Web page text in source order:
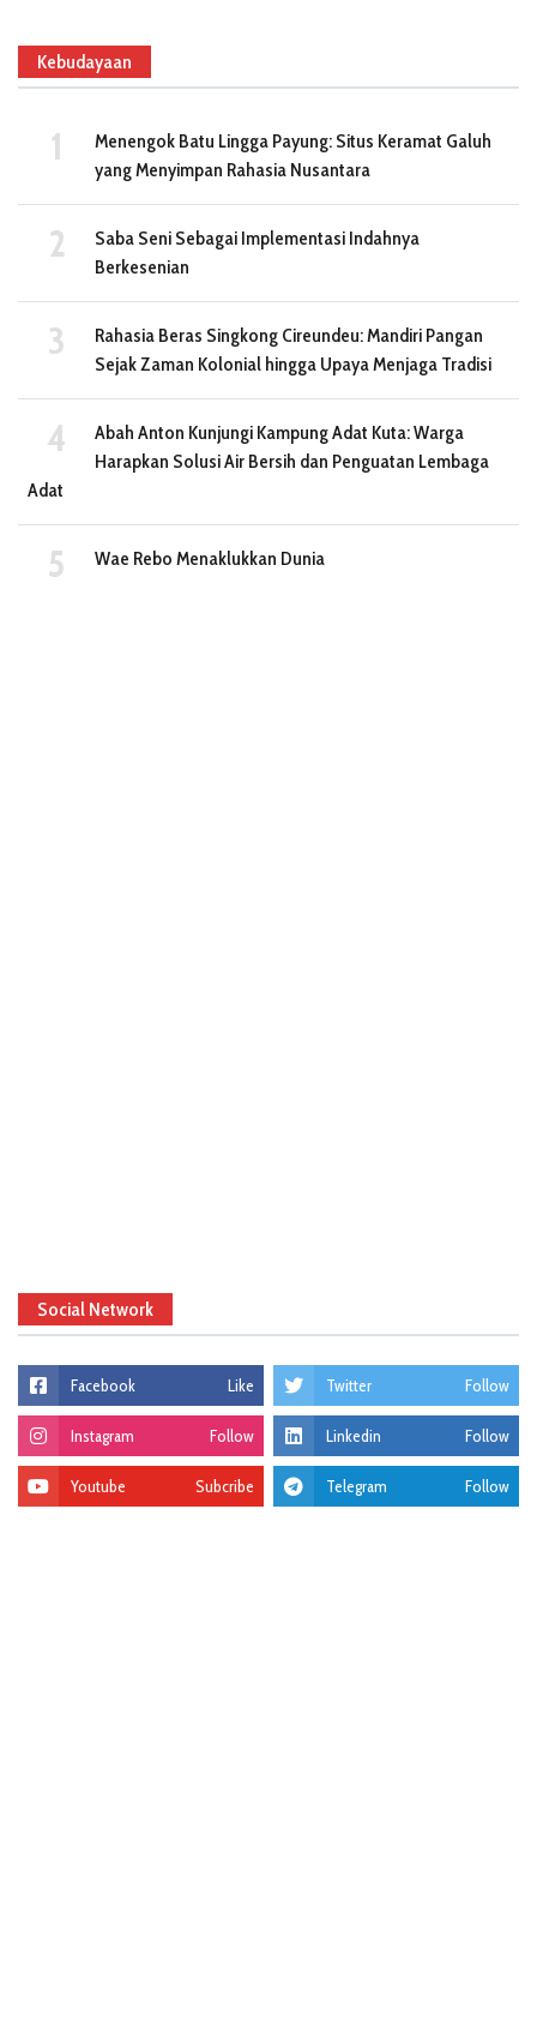
Kebudayaan
Menengok Batu Lingga Payung: Situs Keramat Galuh
yang Menyimpan Rahasia Nusantara
Saba Seni Sebagai Implementasi Indahnya
Berkesenian
Rahasia Beras Singkong Cireundeu: Mandiri Pangan
Sejak Zaman Kolonial hingga Upaya Menjaga Tradisi
Abah Anton Kunjungi Kampung Adat Kuta: Warga
Harapkan Solusi Air Bersih dan Penguatan Lembaga
Adat
Wae Rebo Menaklukkan Dunia
Social Network
Facebook Like Twitter Follow
Instagram Follow Linkedin Follow
Youtube Subcribe Telegram Follow